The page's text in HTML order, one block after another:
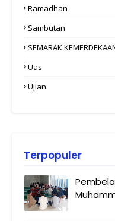
Ramadhan
Sambutan
SEMARAK
Uas
Ujian
Terpopuler